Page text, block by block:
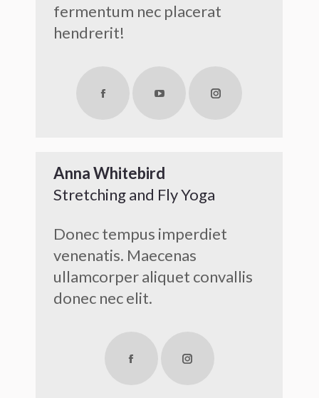
fermentum nec placerat
hendrerit!
FacebookYouTubeInstagram
Anna Whitebird
Stretching and Fly Yoga
Donec tempus imperdiet
venenatis. Maecenas
ullamcorper aliquet convallis
donec nec elit.
FacebookInstagram